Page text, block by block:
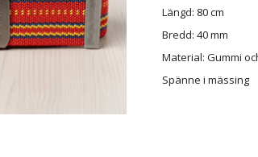
Längd: 80 cm
Bredd: 40 mm
Material: Gummi
Spänne i mässing